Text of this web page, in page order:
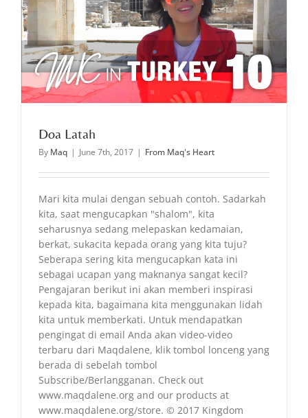
Doa Latah
By Maq | June 7th, 2017 | From Maq's Heart
Mari kita mulai dengan sebuah contoh. Sadarkah
kita, saat mengucapkan "shalom", kita
seharusnya sedang melepaskan kedamaian,
berkat, sukacita kepada orang yang kita tuju?
Seberapa sering kita mengucapkan kata ini
sebagai ucapan yang maknanya sangat kecil?
Pengajaran berikut ini akan memberi inspirasi
kepada kita, bagaimana kita menggunakan lidah
kita untuk memberkati. Untuk mendapatkan
pengingat di email Anda akan video-video
terbaru dari Maqdalene, klik tombol lonceng yang
berada di sebelah tombol
Subscribe/Berlangganan. Check out
www.maqdalene.org and our products at
www.maqdalene.org/store. © 2017 Kingdom